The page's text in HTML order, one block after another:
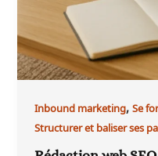
Inbound marketing,Se
Structurer et baliser ses